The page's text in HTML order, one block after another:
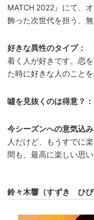
MATCH 2022』にて、
飾った次世代を担う、
好きな異性のタイプ：
着く人が好きです。恋
た時に好きな人のこと
噓を見抜くのは得意？
今シーズンへの意気込み
人だけど、もうすでに
間も、最高に楽しい思
鈴々木響（すずき ひび